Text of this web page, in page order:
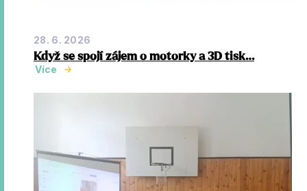
28. 6. 2026
Když se spojí zájem o motorky a 3D tisk…
Více